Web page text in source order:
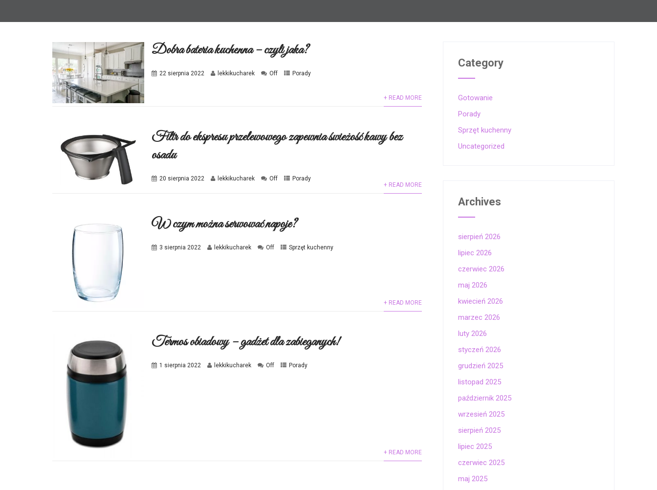
Dobra bateria kuchenna – czyli jaka?
22 sierpnia 2022 lekkikucharek Off Porady
+ READ MORE
Filtr do ekspresu przelewowego zapewnia świeżość kawy bez
osadu
20 sierpnia 2022 lekkikucharek Off
Porady
+ READ MORE
W czym można serwować napoje?
3 sierpnia 2022 lekkikucharek Off Sprzęt kuchenny
+ READ MORE
Termos obiadowy – gadżet dla zabieganych!
1 sierpnia 2022 lekkikucharek Off Porady
+ READ MORE
Category
Gotowanie
Porady
Sprzęt kuchenny
Uncategorized
Archives
sierpień 2026
lipiec 2026
czerwiec 2026
maj 2026
kwiecień 2026
marzec 2026
luty 2026
styczeń 2026
grudzień 2025
listopad 2025
październik 2025
wrzesień 2025
sierpień 2025
lipiec 2025
czerwiec 2025
maj 2025